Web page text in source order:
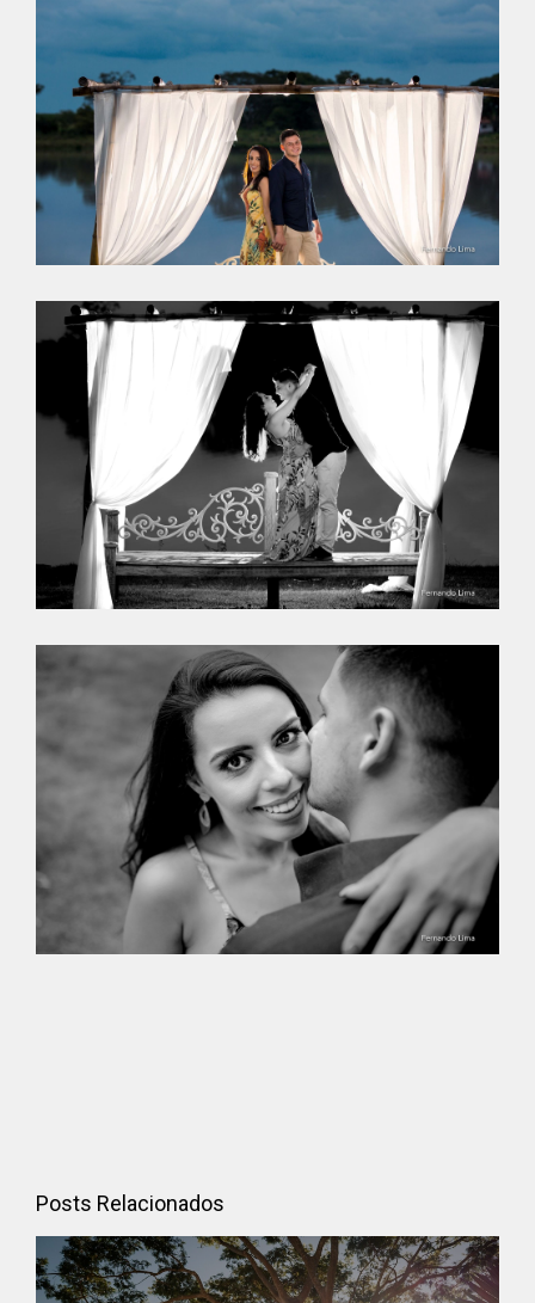
Posts Relacionados